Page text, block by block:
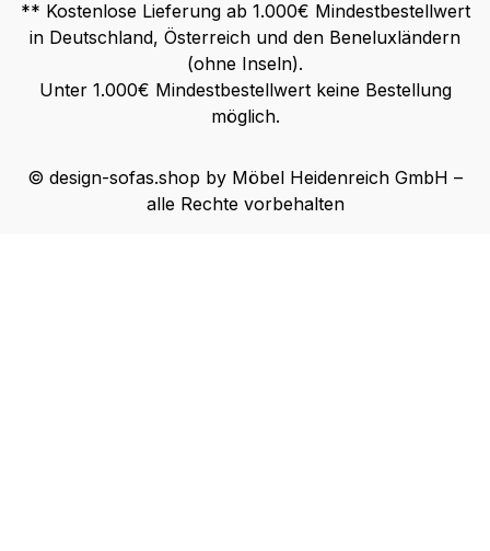
** Kostenlose Lieferung ab 1.000€ Mindestbestellwert
in Deutschland, Österreich und den Beneluxländern
(ohne Inseln).
Unter 1.000€ Mindestbestellwert keine Bestellung
möglich.
© design-sofas.shop by Möbel Heidenreich GmbH –
alle Rechte vorbehalten